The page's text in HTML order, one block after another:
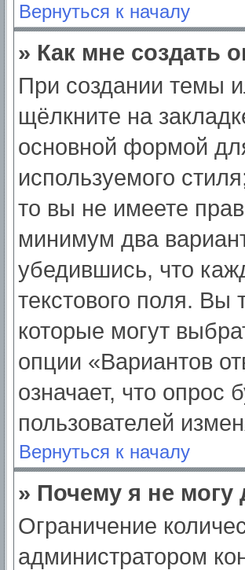
Вернуться к началу
» Как мне создать
При создании темы
щёлкните на
основной формой
используемого
то вы не имеете
минимум два
убедившись, что
текстового поля. Вы
которые могут
опции «Вариантов
означает, что опрос
пользователей
Вернуться к началу
» Почему я не могу
Ограничение
администратором